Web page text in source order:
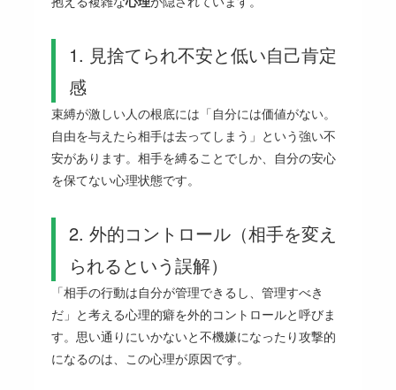
1. 見捨てられ不安と低い自己肯定
感
束縛が激しい人の根底には「自分には価値がない。
自由を与えたら相手は去ってしまう」という強い不
安があります。相手を縛ることでしか、自分の安心
を保てない心理状態です。
2. 外的コントロール（相手を変え
られるという誤解）
「相手の行動は自分が管理できるし、管理すべき
だ」と考える心理的癖を外的コントロールと呼びま
す。思い通りにいかないと不機嫌になったり攻撃的
になるのは、この心理が原因です。